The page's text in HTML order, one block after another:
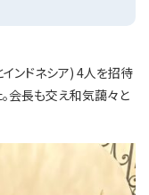
ンドネシア) 4人を招待
会長も交え和気藹々と